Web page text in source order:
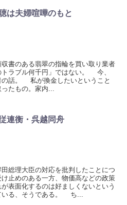
は夫婦喧嘩のもと
書のある翡翠の指輪を買い取り業者
ラブル何千円」ではない。 今、
の話。 私が換金したいということ
たもの。家内...
連衡・呉越同舟
総理大臣の対応を批判したことにつ
止めのある一方、物価高などの政策
表面化するのは好ましくないという
いる、そうである。 ち...